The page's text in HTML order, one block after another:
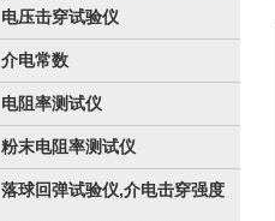
电压击穿试验仪
介电常数
电阻率测试仪
粉末电阻率测试仪
落球回弹试验仪,介电击穿强度